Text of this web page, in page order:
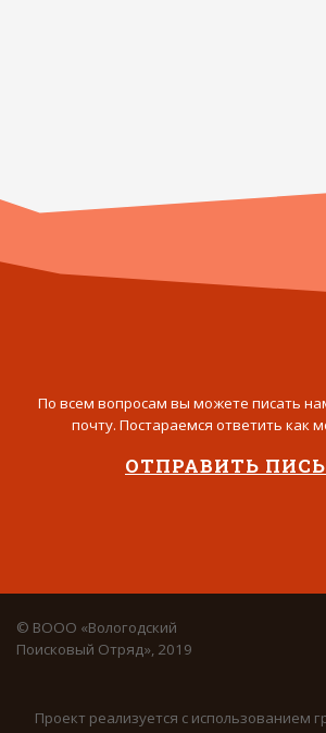
По всем вопросам вы можете писать
почту. Постараемся ответить как
ОТПРАВИТЬ
© ВООО «Вологодский
Поисковый Отряд», 2019
Проект реализуется с использованием